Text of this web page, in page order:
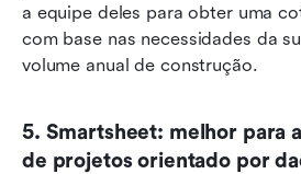
a equipe deles para obter uma
com base nas necessidades da
volume anual de construção.
5. Smartsheet: melhor para
de projetos orientado por